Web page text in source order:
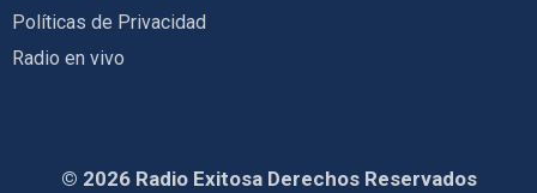
Políticas de Privacidad
Radio en vivo
© 2026 Radio Exitosa Derechos Reservados